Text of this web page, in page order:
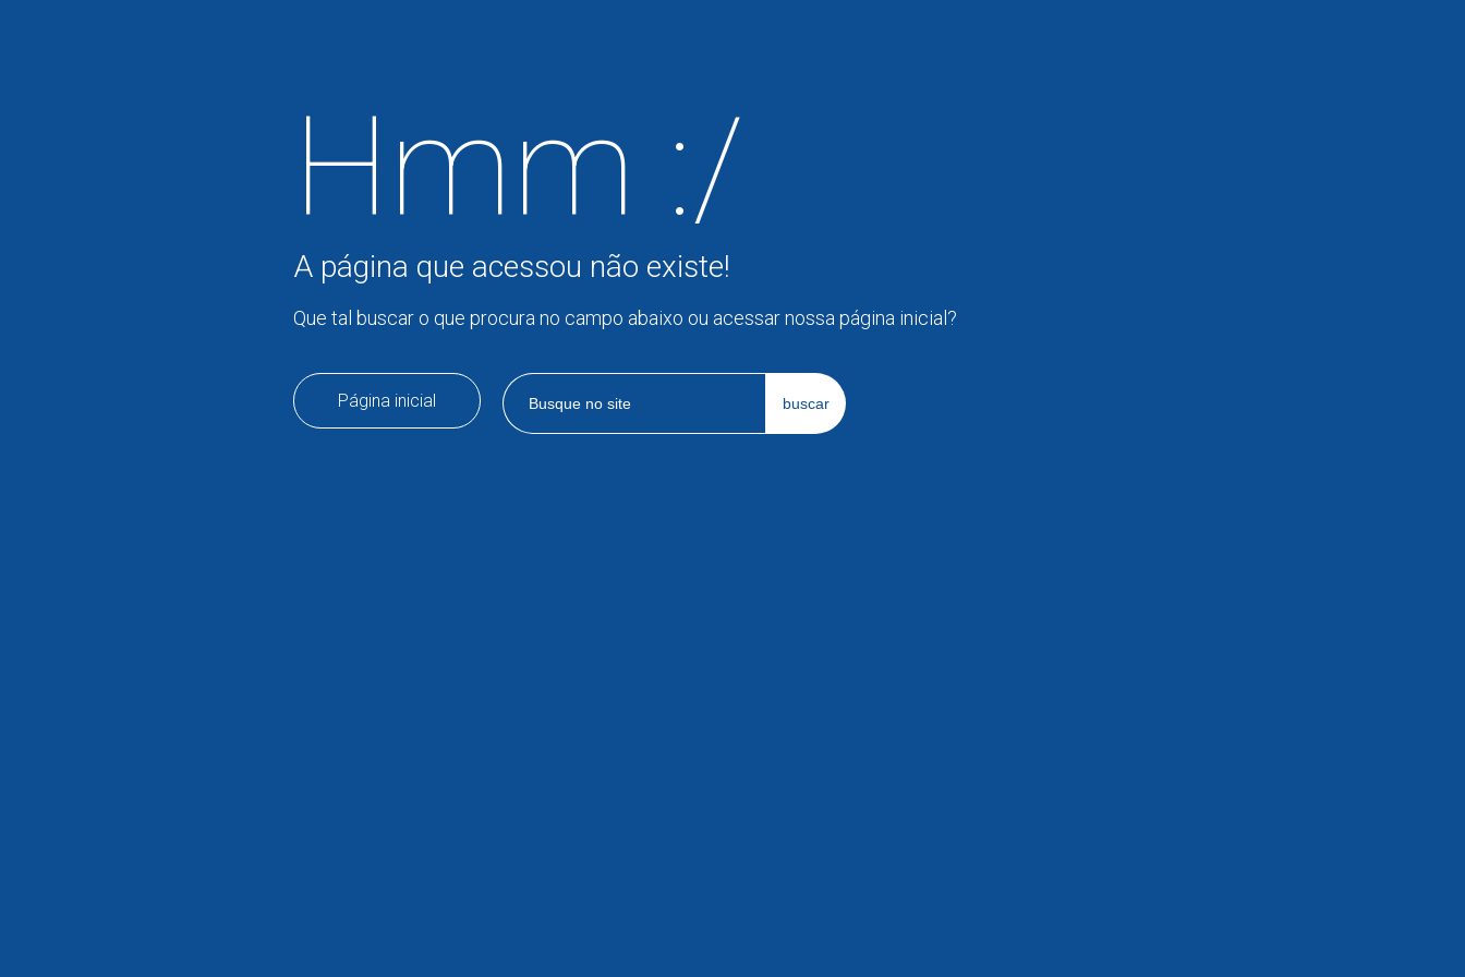
Hmm :/
A página que acessou não existe!
Que tal buscar o que procura no campo abaixo ou acessar nossa página inicial?
Página inicial